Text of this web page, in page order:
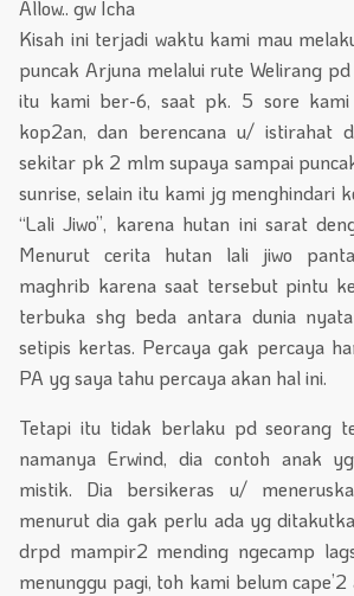
Allow.. gw Icha
Kisah ini terjadi waktu kami mau
puncak Arjuna melalui rute Welirang
itu kami ber-6, saat pk. 5 sore kami
kop2an, dan berencana u/ istirahat
sekitar pk 2 mlm supaya sampai
sunrise, selain itu kami jg menghindari
“Lali Jiwo”, karena hutan ini sarat
Menurut cerita hutan lali jiwo
maghrib karena saat tersebut pintu
terbuka shg beda antara dunia
setipis kertas. Percaya gak percaya
PA yg saya tahu percaya akan hal ini.
Tetapi itu tidak berlaku pd seorang
namanya Erwind, dia contoh anak
mistik. Dia bersikeras u/
menurut dia gak perlu ada yg
drpd mampir2 mending ngecamp
menunggu pagi, toh kami belum